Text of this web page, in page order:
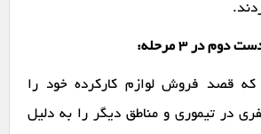
در ۳ مرحله:
که قصد فروش لوازم کارکرده خود را
در تیموری و مناطق دیگر را به دلیل